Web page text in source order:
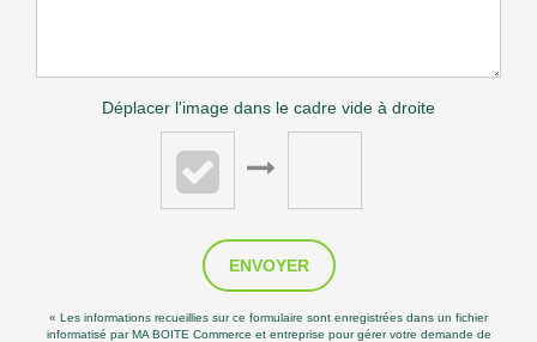
Déplacer l'image dans le cadre vide à droite
ENVOYER
« Les informations recueillies sur ce formulaire sont enregistrées dans un fichier
informatisé par MA BOITE Commerce et entreprise pour gérer votre demande de